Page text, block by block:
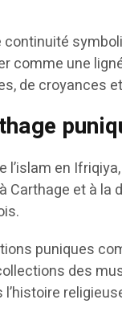
comme une
de croyances
l’islam en
Carthage et à la
puniques
des